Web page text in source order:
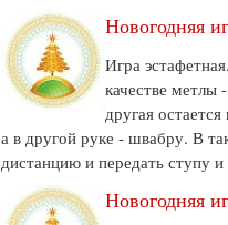
Новогодняя
Игра
качестве метлы
другая
а в другой руке - швабру. В
дистанцию и передать ступу
Новогодняя